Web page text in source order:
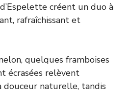
créent un duo à
rafraîchissant et
quelques framboises
écrasées relèvent
douceur naturelle, tandis